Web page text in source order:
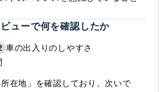
ューで何を確認したか
車の出入りのしやすさ
在地」を確認しており、次いで